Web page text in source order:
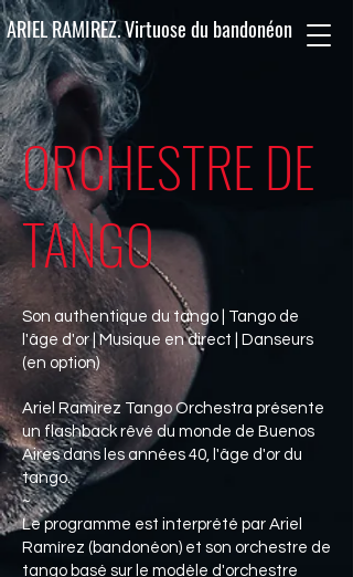
ARIEL RAMIREZ. Virtuose du bandonéon
ORCHESTRE DE
TANGO
Son authentique du tango | Tango de
l'âge d'or | Musique en direct | Danseurs
(en option)
Ariel Ramirez Tango Orchestra présente
un flashback rêvé du monde de Buenos
Aires dans les années 40, l'âge d'or du
tango.
~
Le programme est interprété par Ariel
Ramírez (bandonéon) et son orchestre de
tango basé sur le modèle d'orchestre